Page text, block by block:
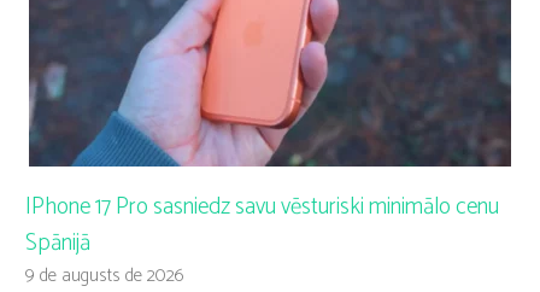
IPhone 17 Pro sasniedz savu vēsturiski minimālo cenu
Spānijā
9 de augusts de 2026